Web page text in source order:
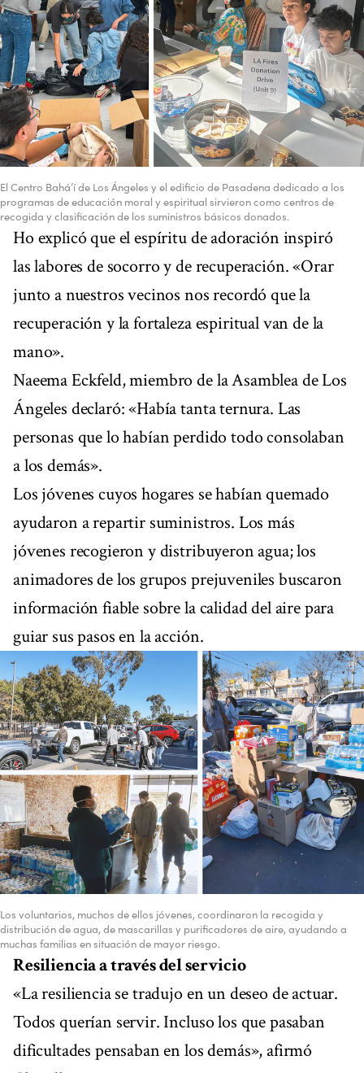
El Centro Bahá’í de Los Ángeles y el edificio de Pasadena dedicado a los
programas de educación moral y espiritual sirvieron como centros de
recogida y clasificación de los suministros básicos donados.
Ho explicó que el espíritu de adoración inspiró
las labores de socorro y de recuperación. «Orar
junto a nuestros vecinos nos recordó que la
recuperación y la fortaleza espiritual van de la
mano».
Naeema Eckfeld, miembro de la Asamblea de Los
Ángeles declaró: «Había tanta ternura. Las
personas que lo habían perdido todo consolaban
a los demás».
Los jóvenes cuyos hogares se habían quemado
ayudaron a repartir suministros. Los más
jóvenes recogieron y distribuyeron agua; los
animadores de los grupos prejuveniles buscaron
información fiable sobre la calidad del aire para
guiar sus pasos en la acción.
Los voluntarios, muchos de ellos jóvenes, coordinaron la recogida y
distribución de agua, de mascarillas y purificadores de aire, ayudando a
muchas familias en situación de mayor riesgo.
Resiliencia a través del servicio
«La resiliencia se tradujo en un deseo de actuar.
Todos querían servir. Incluso los que pasaban
dificultades pensaban en los demás», afirmó